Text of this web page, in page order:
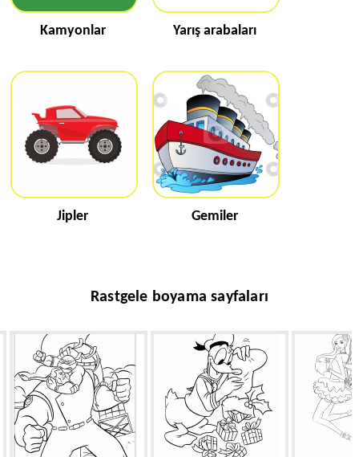
Kamyonlar Yarış arabaları
Jipler Gemiler
Rastgele boyama sayfaları